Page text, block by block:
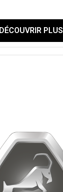
DÉCOUVRIR PLUS